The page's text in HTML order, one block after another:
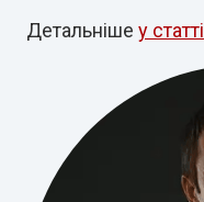
Детальніше у статті